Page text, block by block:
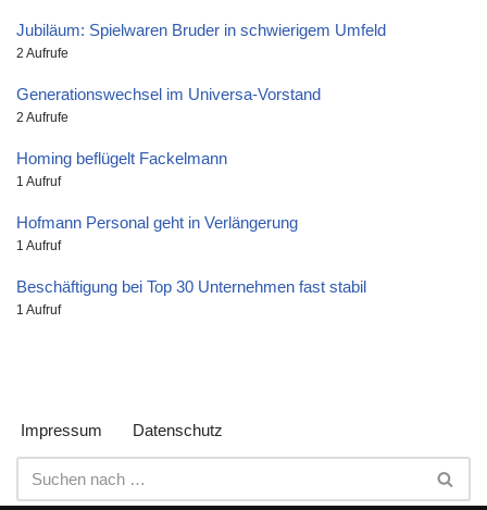
Jubiläum: Spielwaren Bruder in schwierigem Umfeld
2 Aufrufe
Generationswechsel im Universa-Vorstand
2 Aufrufe
Homing beflügelt Fackelmann
1 Aufruf
Hofmann Personal geht in Verlängerung
1 Aufruf
Beschäftigung bei Top 30 Unternehmen fast stabil
1 Aufruf
Impressum Datenschutz